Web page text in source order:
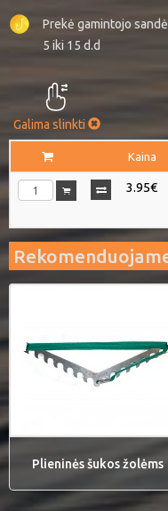
Prekė gamintojo
5 iki 15 d.d
Galima slinkti
Kaina
3.95€
Plieninės šukos žolėms